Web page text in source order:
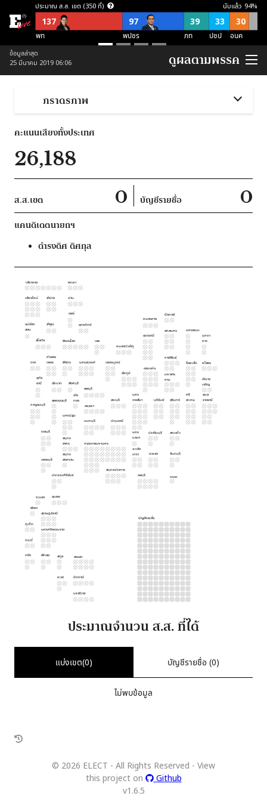
ประมาณ ส.ส. เขต (350 ที่)
137 97 39 33 30
พท พปชร ภท ปชป อนค
ประมาณ ส.ส. บัญชีรายชื่อ (150 ที่)
57 38
ประมาณ ส.ส. พึงมี (500 ที่)
253
ไม่สนับสนุน คสช
นับแล้ว 94%
ข้อมูลล่าสุด
25 มีนาคม 2019 06:06
ดูผลตามพรรค
ภราดรภาพ
คะแนนเสียงทั้งประเทศ
26,188
ส.ส.เขต 0 บัญชีรายชื่อ 0
แคนดิเดตนายกฯ
ดำรงดิศ ดิศกุล
กรุงเทพมหานคร
ฉะเชิง
เทรา
ชลบุรี
ระยอง จันทบุรี
สระแก้ว
ปราจีนบุรี
ตราด
สมุทร
สาคร
สมุทร
สงคราม
ราชบุรี
กาญจนบุรี
เพชรบุรี
ประจวบคีรีขันธ์
ชุมพร
สุราษฎร์ธานี
นครศรีธรรมราช
พัทลุง สงขลา
ปัตตานี
ยะลา
สตูล
ตรัง
กระบี่
พังงา
ภูเก็ต
ระนอง
นราธิวาส
นครปฐม
สุพรรณบุรี
อยุธยา
อ่าง
ทอง
สิงห์บุรี
นครสวรรค์
พิจิตร เพชรบูรณ์
กำแพง
เพชร
ตาก
สุโขทัย
ลำปาง
พะเยา
ลำพูน
พิษณุโลก
อุตรดิตถ์
แพร่
น่าน
เลย
หนองบัวลำภู
อุดรธานี
สกลนคร นครพนม
กาฬสินธุ์
มุกดา
หาร
หนองคาย
บึงกาฬ
แม่ฮ่อง
สอน
เชียงใหม่
เชียงราย
ชัยนาท
อุทัย
ธานี
สระบุรี
นคร
นายก
นคร
ราชสีมา
บุรีรัมย์ สุรินทร์
ศรี
สะเกษ
อุบล
ราชธานี
อำนาจ
เจริญ
ยโสธร
ร้อยเอ็ด
มหาสาร
คาม
ขอนแก่น
ชัยภูมิ
ลพบุรี
นนทบุรี ปทุมธานี
สมุทรปราการ
บัญชีรายชื่อ
ประมาณจำนวน ส.ส. ที่ได้
แบ่งเขต(0) บัญชีรายชื่อ (0)
ไม่พบข้อมูล
© 2026 ELECT - All Rights Reserved - View
this project on
Github
v1.6.5